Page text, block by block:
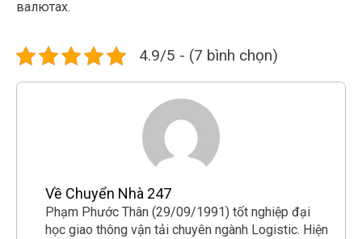
валютах.
4.9/5 - (7 bình chọn)
Về Chuyển Nhà 247
Phạm Phước Thân (29/09/1991) tốt nghiệp đại
học giao thông vận tải chuyên ngành Logistic. Hiện